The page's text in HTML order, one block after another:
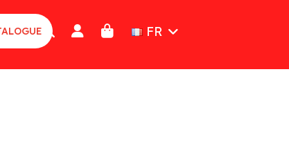
FR